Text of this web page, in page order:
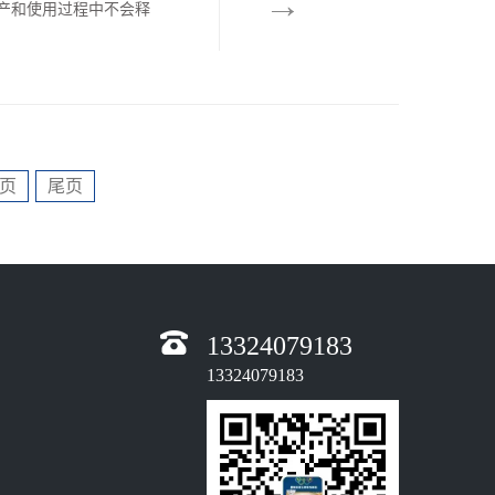
和使用过程中不会释
尾页
13324079183
13324079183